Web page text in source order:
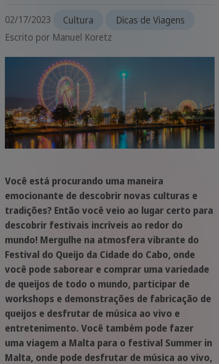
02/17/2023 Cultura
Dicas de Viagens
Escrito por Manuel Koretz
Você está procurando uma maneira
emocionante de descobrir novas culturas e
tradições? Então você veio ao lugar certo para
descobrir festivais incríveis ao redor do
mundo! Mergulhe na atmosfera vibrante do
Festival do Queijo da Cidade do Cabo, onde
você pode saborear e comprar uma variedade
de queijos de todo o mundo, participar de
workshops e demonstrações de fabricação de
queijos e desfrutar de música ao vivo e
entretenimento. Você também pode fazer
uma viagem a Malta para o festival Summer in
Malta, onde pode desfrutar de música ao vivo,